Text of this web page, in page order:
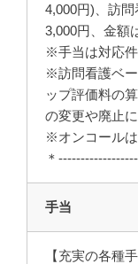
4,000円)、訪
3,000円、金額
※手当は対応
※訪問看護ベ
ップ評価料の
の変更や廃止
※オンコール
＊
手当
【充実の各種手